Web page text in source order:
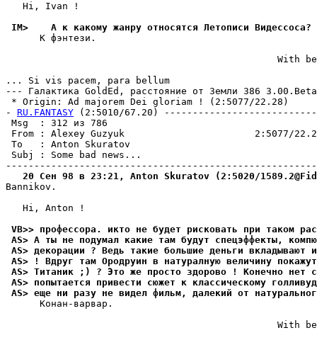
   Hi, Ivan !
IM>    А к какому жанру относятся Летописи Видессоса?
      К фэнтези.
With
... Si vis pacem, para bellum
--- Галактика GoldEd, pасстояние от Земли 386
* Origin: Ad majorem Dei gloriam ! (2:5077/22.28)
- RU.FANTASY (2:5010/67.20)
Msg  : 312
From : Alexey Guzyuk                       2:5077/
To   : Anton Skuratov
Subj : Some
20 Сен 98 в 23:21, Anton Skuratov (2:5020/
Bannikov.
   Hi, Anton !
VB>> профессора. икто не будет рисковать при таком
AS> А ты не подумал какие там будут спецэффекты,
AS> декорации ? Ведь такие большие деньги вкладывают
AS> ! Вдруг там Ородруин в натуралную величину
AS> Титаник ;) ? Это же просто здорово ! Конечно нет
AS> попытается привести сюжет к классическому
AS> еще ни разу не видел фильм, далекий от
      Конан-ваpваp.
With